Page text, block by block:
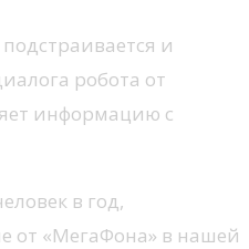
и
робота от
информацию с
в год,
от «МегаФона» в нашей